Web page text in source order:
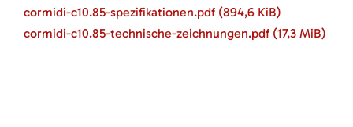
cormidi-c10.85-spezifikationen.pdf (894,6 KiB)
cormidi-c10.85-technische-zeichnungen.pdf (17,3 MiB)